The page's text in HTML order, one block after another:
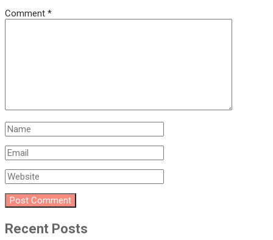
Comment *
Recent Posts